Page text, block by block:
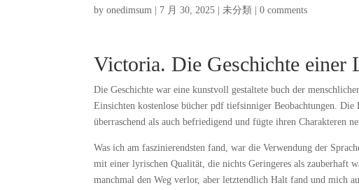
byonedimsum 7 月 30, 2025 |未分類 |0 comments
Victoria. Die Geschichte einer
Die Geschichte war eine kunstvoll gestaltete buch der
Einsichten kostenlose bücher pdf tiefsinniger Beobachtungen.
überraschend als auch befriedigend und fügte ihren Charakteren
Was ich am faszinierendsten fand, war die Verwendung der
mit einer lyrischen Qualität, die nichts Geringeres als zauberhaft
manchmal den Weg verlor, aber letztendlich Halt fand und mich